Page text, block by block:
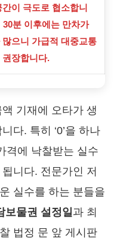
이 극도로 협소합니
30분 이후에는 만차가
많으니 가급적 대중교통
권장합니다.
기재에 오타가 생
다. 특히 ‘0’을 하나
격에 낙찰받는 실수
니다. 전문가인 저
실수를 하는 분들을
보물권 설정일 과 최
법정 문 앞 게시판